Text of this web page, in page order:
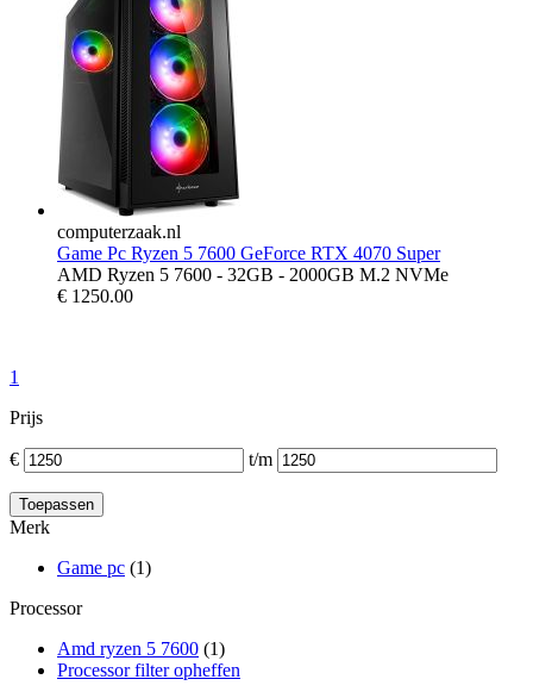
computerzaak.nl
Game Pc Ryzen 5 7600 GeForce RTX 4070 Super
AMD Ryzen 5 7600 - 32GB - 2000GB M.2 NVMe
€ 1250.00
1
Prijs
€ t/m
Merk
Game pc (1)
Processor
Amd ryzen 5 7600 (1)
Processor filter opheffen